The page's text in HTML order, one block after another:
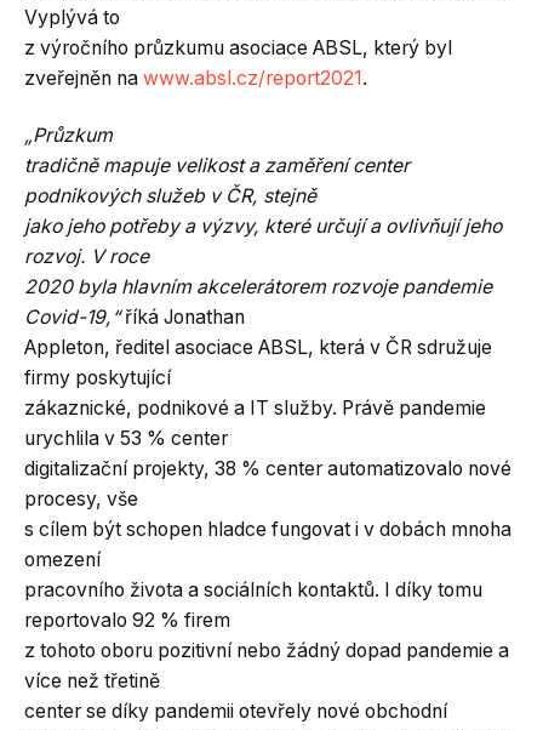
Vyplývá to
z výročního průzkumu asociace ABSL, který byl
zveřejněn na www.absl.cz/report2021.
„Průzkum
tradičně mapuje velikost a zaměření center
podnikových služeb v ČR, stejně
jako jeho potřeby a výzvy, které určují a ovlivňují jeho
rozvoj. V roce
2020 byla hlavním akcelerátorem rozvoje pandemie
Covid-19,“říká Jonathan
Appleton, ředitel asociace ABSL, která v ČR sdružuje
firmy poskytující
zákaznické, podnikové a IT služby. Právě pandemie
urychlila v 53 % center
digitalizační projekty, 38 % center automatizovalo nové
procesy, vše
s cílem být schopen hladce fungovat i v dobách mnoha
omezení
pracovního života a sociálních kontaktů. I díky tomu
reportovalo 92 % firem
z tohoto oboru pozitivní nebo žádný dopad pandemie a
více než třetině
center se díky pandemii otevřely nové obchodní